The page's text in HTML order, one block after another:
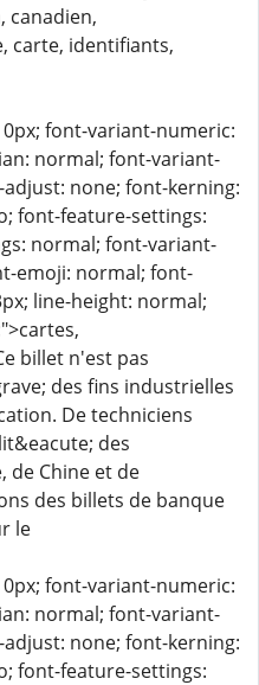
canadien,
carte, identifiants,
font-variant-numeric:
normal; font-variant-
none; font-kerning:
font-feature-settings:
normal; font-variant-
emoji: normal; font-
line-height: normal;
billet n'est pas
des fins industrielles
De techniciens
des
de Chine et de
des billets de banque
le
font-variant-numeric:
normal; font-variant-
none; font-kerning:
font-feature-settings: